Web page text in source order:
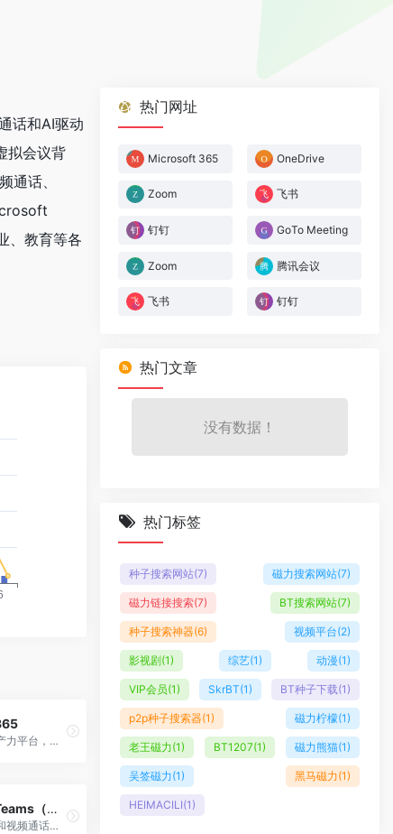
话和AI驱动
拟会议背
通话、
、教育等各
微软全方位生产力平台，集成AI Copilot的办公协作套件
Microsoft Teams（原Skype）
免费在线会议和视频通话平台，跨设备连接协作
热门网址
Microsoft 365 OneDrive
Zoom 飞书
钉钉 GoTo Meeting
Zoom 腾讯会议
飞书 钉钉
热门文章
没有数据！
热门标签
种子搜索网站(7) 磁力搜索网站(7)
磁力链接搜索(7) BT搜索网站(7)
种子搜索神器(6) 视频平台(2)
影视剧(1) 综艺(1) 动漫(1)
VIP会员(1) SkrBT(1) BT种子下载(1)
p2p种子搜索器(1) 磁力柠檬(1)
老王磁力(1) BT1207(1) 磁力熊猫(1)
吴签磁力(1) 黑马磁力(1)
HEIMACILI(1)